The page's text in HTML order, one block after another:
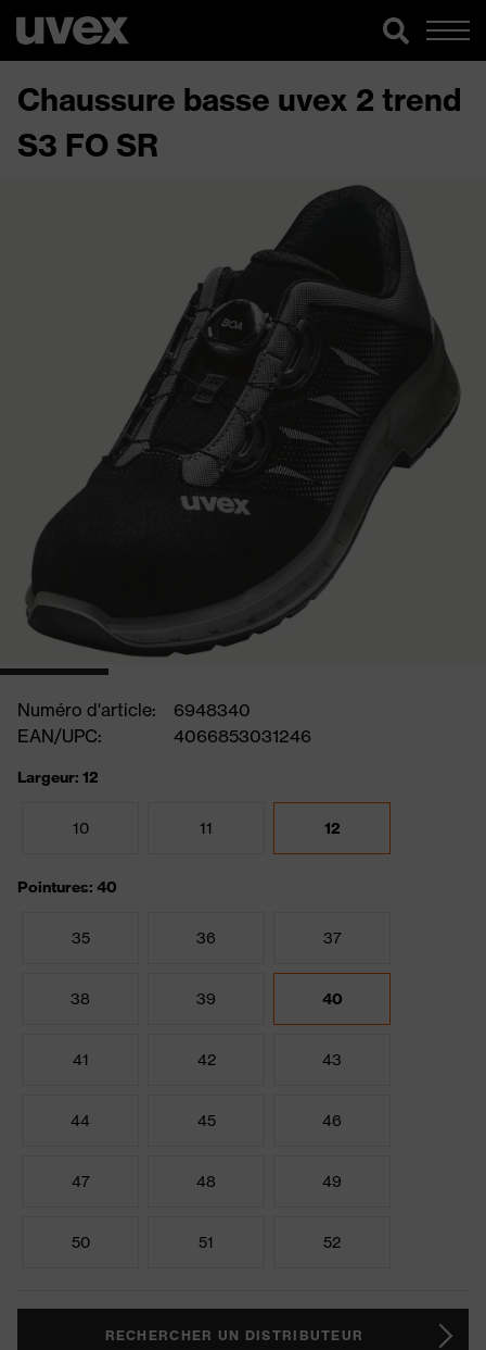
Chaussure basse uvex 2 trend
S3 FO SR
Numéro d'article:
6948340
EAN/UPC:
4066853031246
Largeur: 12
10 11 12
Pointures: 40
35 36 37
38 39 40
41 42 43
44 45 46
47 48 49
50 51 52
RECHERCHER UN DISTRIBUTEUR